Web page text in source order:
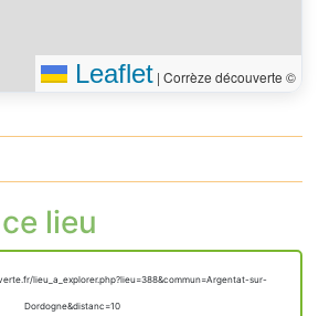
Leaflet | Corrèze découverte ©
lieu
lieu_a_explorer.php?lieu=388&commun=Argentat-sur-
Dordogne&distanc=10